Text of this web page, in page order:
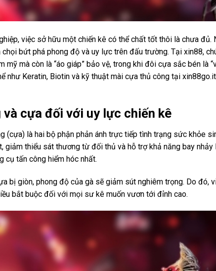
việc sở hữu một chiến kê có thể chất tốt thôi là chưa đủ.
chọi bứt phá phong độ và uy lực trên đấu trường. Tại xin88,
mỹ mà còn là “áo giáp” bảo vệ, trong khi đôi cựa sắc bén là
như Keratin, Biotin và kỹ thuật mài cựa thủ công tại
cựa đối với uy lực chiến kê
(cựa) là hai bộ phận phản ánh trực tiếp tình trạng sức khỏe
giảm thiểu sát thương từ đối thủ và hỗ trợ khả năng bay
tấn công hiểm hóc nhất.
bị giòn, phong độ của gà sẽ giảm sút nghiêm trọng. Do đó,
bắt buộc đối với mọi sư kê muốn vươn tới đỉnh cao.